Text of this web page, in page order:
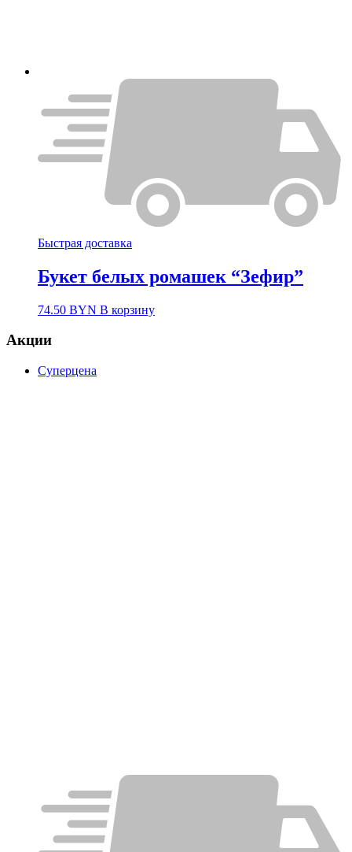
Быстрая доставка
Букет белых ромашек “Зефир”
74.50 BYN В корзину
Акции
Суперцена